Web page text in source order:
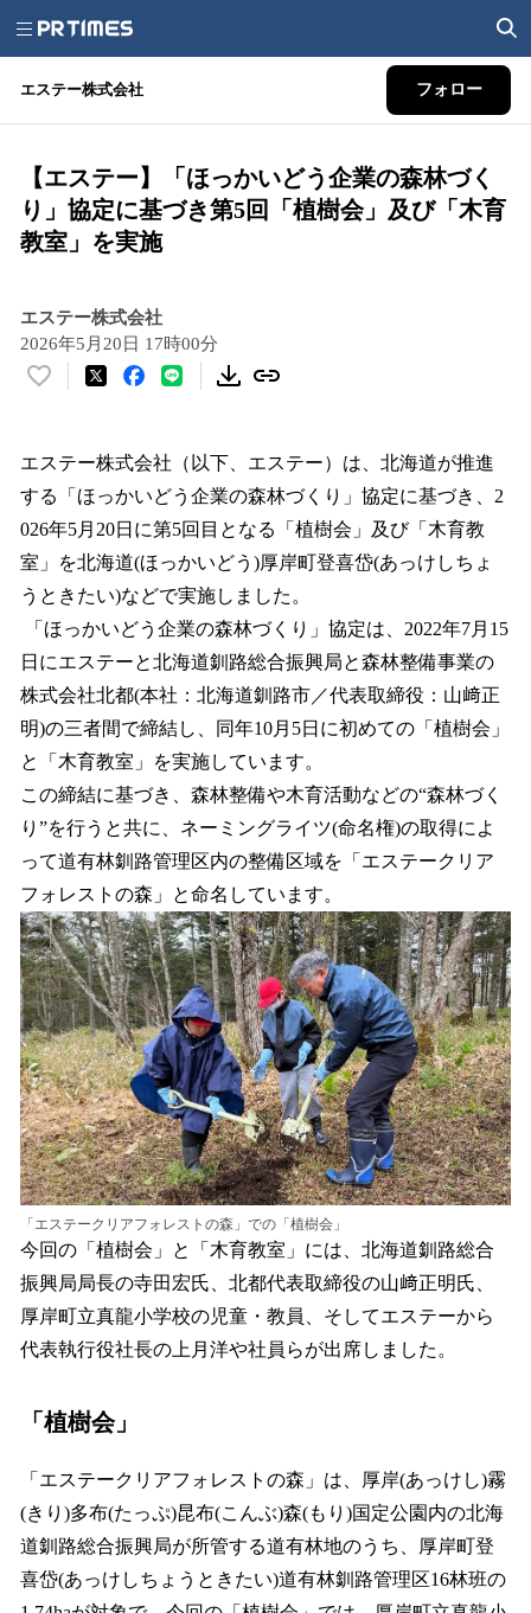
エステー株式会社 フォロー
【エステー】「ほっかいどう企業の森林づく
り」協定に基づき第5回「植樹会」及び「木育
教室」を実施
エステー株式会社
2026年5月20日 17時00分
い
！
数
を
読
み
込
み
中
で
す
エステー株式会社（以下、エステー）は、北海道が推進
する「ほっかいどう企業の森林づくり」協定に基づき、2
026年5月20日に第5回目となる「植樹会」及び「木育教
室」を北海道(ほっかいどう)厚岸町登喜岱(あっけしちょ
うときたい)などで実施しました。
「ほっかいどう企業の森林づくり」協定は、2022年7月15
日にエステーと北海道釧路総合振興局と森林整備事業の
株式会社北都(本社：北海道釧路市／代表取締役：山﨑正
明)の三者間で締結し、同年10月5日に初めての「植樹会」
と「木育教室」を実施しています。
この締結に基づき、森林整備や木育活動などの“森林づく
り”を行うと共に、ネーミングライツ(命名権)の取得によ
って道有林釧路管理区内の整備区域を「エステークリア
フォレストの森」と命名しています。
「エステークリアフォレストの森」での「植樹会」
今回の「植樹会」と「木育教室」には、北海道釧路総合
振興局局長の寺田宏氏、北都代表取締役の山﨑正明氏、
厚岸町立真龍小学校の児童・教員、そしてエステーから
代表執行役社長の上月洋や社員らが出席しました。
「植樹会」
「エステークリアフォレストの森」は、厚岸(あっけし)霧
(きり)多布(たっぷ)昆布(こんぶ)森(もり)国定公園内の北海
道釧路総合振興局が所管する道有林地のうち、厚岸町登
喜岱(あっけしちょうときたい)道有林釧路管理区16林班の